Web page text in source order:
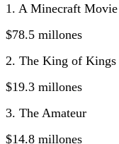
1. A Minecraft Movie
$78.5 millones
2. The King of Kings
$19.3 millones
3. The Amateur
$14.8 millones